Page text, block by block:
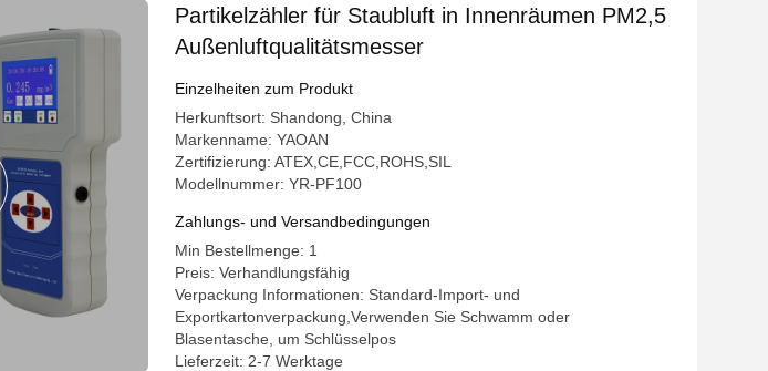
Partikelzähler für Staubluft in Innenräumen PM2,5
Außenluftqualitätsmesser
Einzelheiten zum Produkt
Herkunftsort: Shandong, China
Markenname: YAOAN
Zertifizierung: ATEX,CE,FCC,ROHS,SIL
Modellnummer: YR-PF100
Zahlungs- und Versandbedingungen
Min Bestellmenge: 1
Preis: Verhandlungsfähig
Verpackung Informationen: Standard-Import- und
Exportkartonverpackung,Verwenden Sie Schwamm oder
Blasentasche, um Schlüsselpos
Lieferzeit: 2-7 Werktage